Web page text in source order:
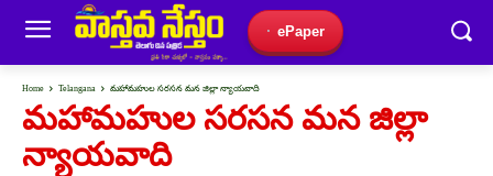
ePaper
Home Telangana మహామహుల సరసన మన జిల్లా న్యాయవాది
మహామహుల సరసన మన జిల్లా
న్యాయవాది